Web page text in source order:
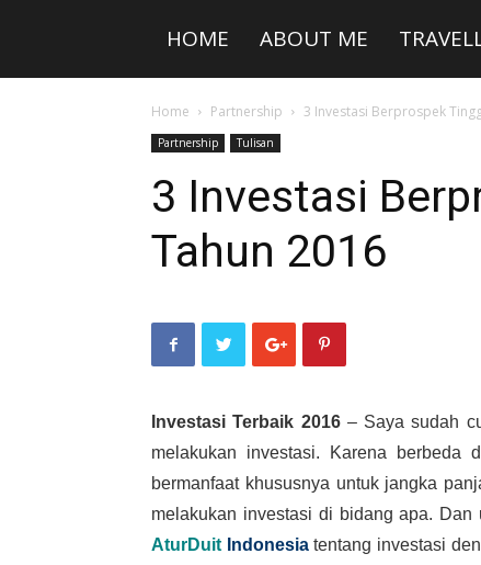
HOME ABOUT ME
Home Partnership 3 Investasi Berprospek
Partnership Tulisan
3 Investasi
Tahun 2016
Investasi Terbaik 2016– Saya sudah
melakukan investasi. Karena berbeda
bermanfaat khususnya untuk jangka
melakukan investasi di bidang apa.
AturDuit Indonesiatentang investasi